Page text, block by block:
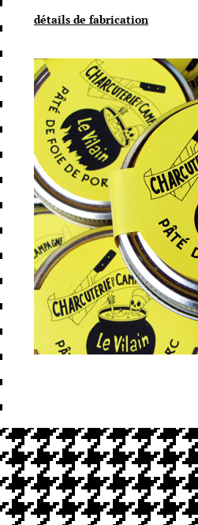
détails de fabrication